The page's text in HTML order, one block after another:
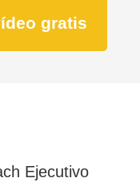
gratis
Ejecutivo